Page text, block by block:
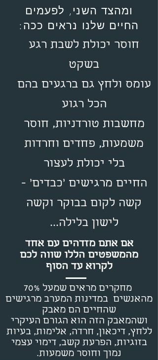
ומהצד השני, לפעמים
החיים שלנו נראים ככה:
חוסר יכולת לשבת רגע
בשקט
עומס ולחץ גם ברגעים בהם
הכל רגוע
מחשבות טורדניות, חוסר
משמעות, פחדים וחרדות
בלי יכולת לעצור
החיים מרגישים 'כבדים' -
קשה לקום בבוקר וקשה
לישון בלילה...
אם אתם מזדהים עם אחד
מהמשפטים הללו שווה לכם
לקרוא עד הסוף
מחקרים מראים שמעל 70%
מהאנשים במדינות המערב מרגישים
שהחיים הם מאבק
ושהמאבק הזה הוא הגורם העיקרי
ללחץ, דיכאון, חרדה, אלימות, בעיות
בזוגיות, הפרעת קשב, דימוי עצמי
נמוך וחוסר משמעות.